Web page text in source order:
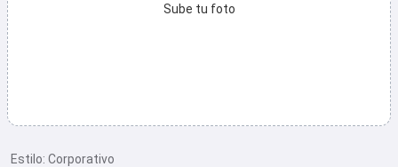
Sube tu foto
Estilo: Corporativo